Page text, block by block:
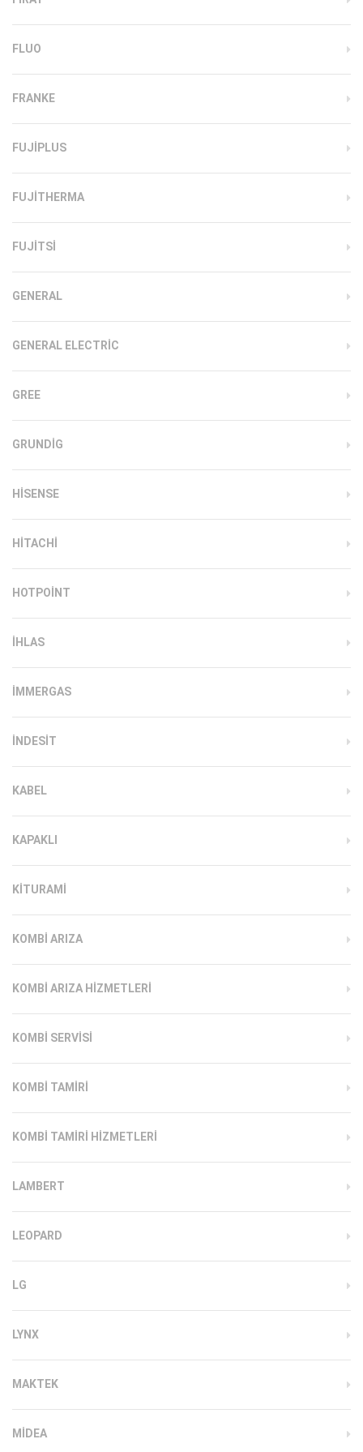
FLUO
FRANKE
FUJIPLUS
FUJITHERMA
FUJITSI
GENERAL
GENERAL ELECTRIC
GREE
GRUNDIG
HISENSE
HITACHI
HOTPOINT
IHLAS
İMMERGAS
INDESIT
KABEL
KAPAKLI
KITURAMI
KOMBI ARIZA
KOMBI ARIZA HIZMETLERI
KOMBI SERVISI
KOMBI TAMIRI
KOMBI TAMIRI HIZMETLERI
LAMBERT
LEOPARD
LG
LYNX
MAKTEK
MIDEA